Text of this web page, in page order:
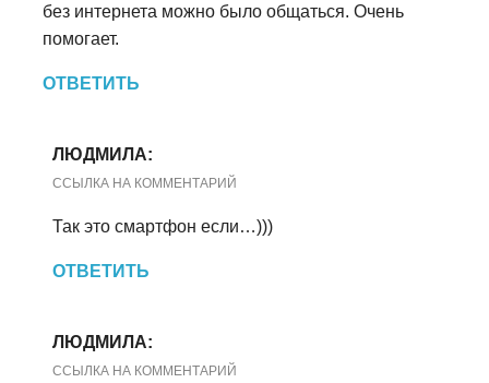
без интернета можно было общаться. Очень
помогает.
ОТВЕТИТЬ
ЛЮДМИЛА:
ССЫЛКА НА КОММЕНТАРИЙ
Так это смартфон если…)))
ОТВЕТИТЬ
ЛЮДМИЛА:
ССЫЛКА НА КОММЕНТАРИЙ